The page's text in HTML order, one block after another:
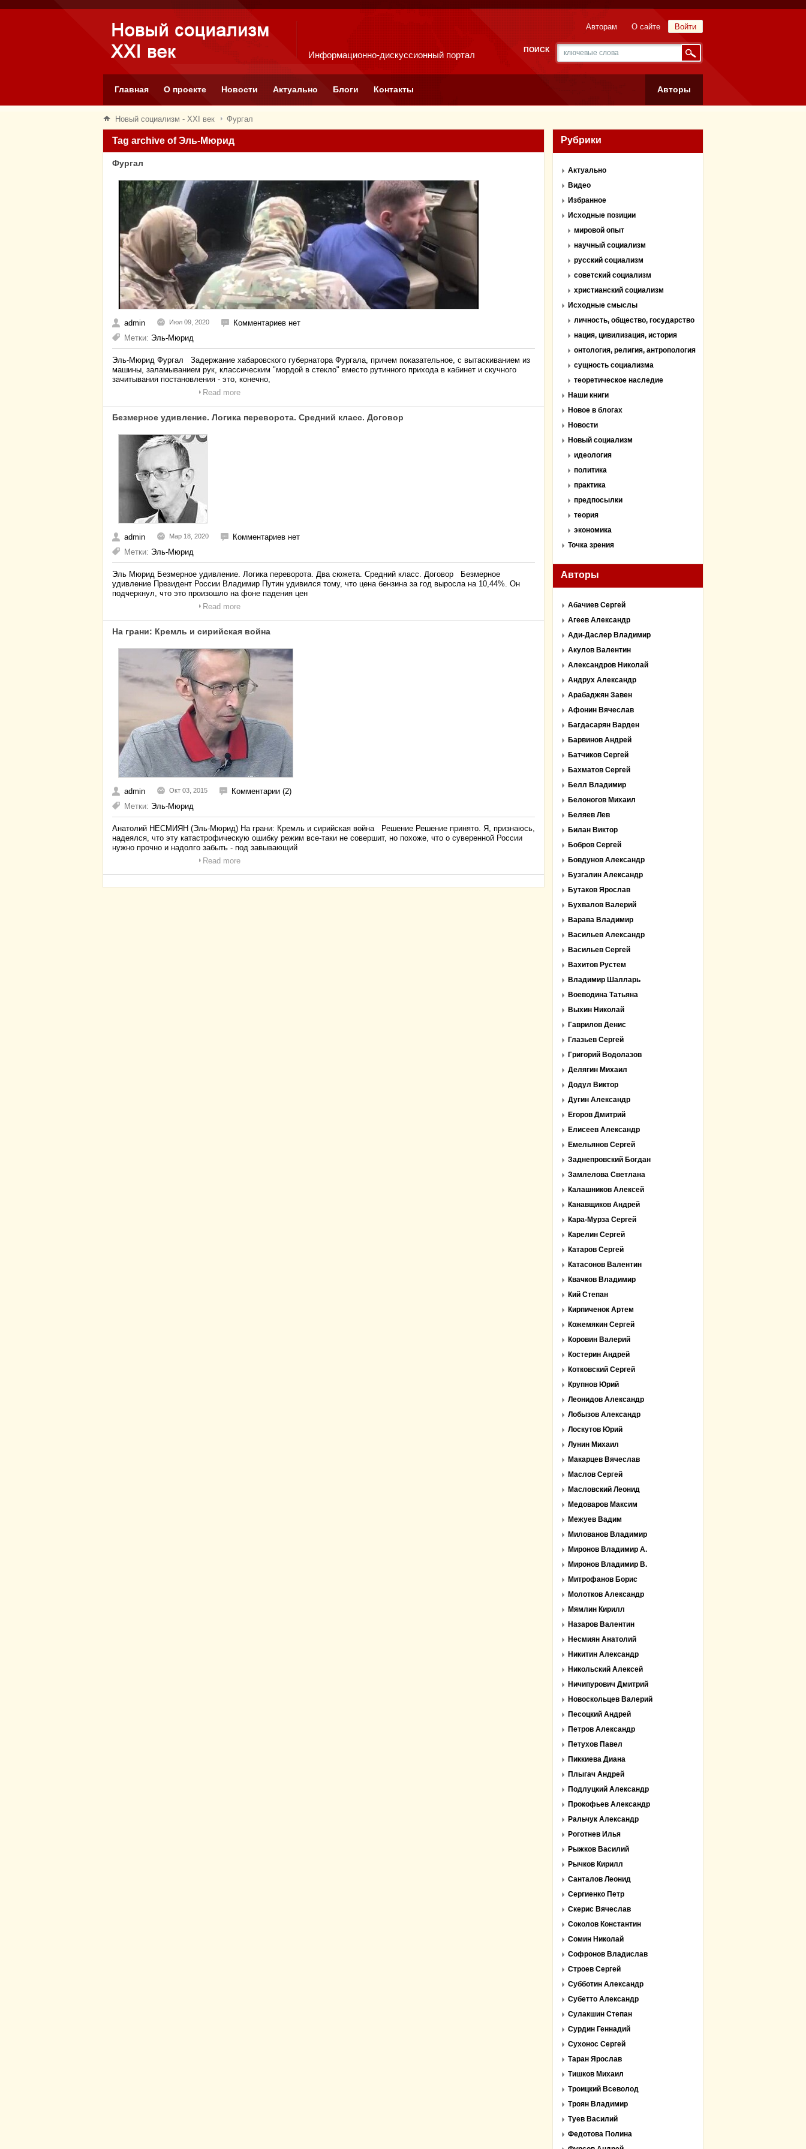
Информационно-дискуссионный портал
Войти
Авторам О сайте
ПОИСК
Главная О проекте Новости Актуально Блоги Контакты Авторы
Новый социализм - XXI век Фургал
Tag archive of Эль-Мюрид
Фургал
admin Июл 09, 2020
Комментариев нет
Метки: Эль-Мюрид
Эль-Мюрид Фургал Задержание хабаровского губернатора Фургала, причем показательное, с вытаскиванием из
машины, заламыванием рук, классическим "мордой в стекло" вместо рутинного прихода в кабинет и скучного
зачитывания постановления - это, конечно,
Read more
Безмерное удивление. Логика переворота. Средний класс. Договор
admin Мар 18, 2020
Комментариев нет
Метки: Эль-Мюрид
Эль Мюрид Безмерное удивление. Логика переворота. Два сюжета. Средний класс. Договор Безмерное
удивление Президент России Владимир Путин удивился тому, что цена бензина за год выросла на 10,44%. Он
подчеркнул, что это произошло на фоне падения цен
Read more
На грани: Кремль и сирийская война
admin Окт 03, 2015
Комментарии (2)
Метки: Эль-Мюрид
Анатолий НЕСМИЯН (Эль-Мюрид) На грани: Кремль и сирийская война Решение Решение принято. Я, признаюсь,
надеялся, что эту катастрофическую ошибку режим все-таки не совершит, но похоже, что о суверенной России
нужно прочно и надолго забыть - под завывающий
Read more
Рубрики
Актуально
Видео
Избранное
Исходные позиции
мировой опыт
научный социализм
русский социализм
советский социализм
христианский социализм
Исходные смыслы
личность, общество, государство
нация, цивилизация, история
онтология, религия, антропология
сущность социализма
теоретическое наследие
Наши книги
Новое в блогах
Новости
Новый социализм
идеология
политика
практика
предпосылки
теория
экономика
Точка зрения
Авторы
Абачиев Сергей
Агеев Александр
Ади-Даслер Владимир
Акулов Валентин
Александров Николай
Андрух Александр
Арабаджян Завен
Афонин Вячеслав
Багдасарян Варден
Барвинов Андрей
Батчиков Сергей
Бахматов Сергей
Белл Владимир
Белоногов Михаил
Беляев Лев
Билан Виктор
Бобров Сергей
Бовдунов Александр
Бузгалин Александр
Бутаков Ярослав
Бухвалов Валерий
Варава Владимир
Васильев Александр
Васильев Сергей
Вахитов Рустем
Владимир Шалларь
Воеводина Татьяна
Выхин Николай
Гаврилов Денис
Глазьев Сергей
Григорий Водолазов
Делягин Михаил
Додул Виктор
Дугин Александр
Егоров Дмитрий
Елисеев Александр
Емельянов Сергей
Заднепровский Богдан
Замлелова Светлана
Калашников Алексей
Канавщиков Андрей
Кара-Мурза Сергей
Карелин Сергей
Катаров Сергей
Катасонов Валентин
Квачков Владимир
Кий Степан
Кирпиченок Артем
Кожемякин Сергей
Коровин Валерий
Костерин Андрей
Котковский Сергей
Крупнов Юрий
Леонидов Александр
Лобызов Александр
Лоскутов Юрий
Лунин Михаил
Макарцев Вячеслав
Маслов Сергей
Масловский Леонид
Медоваров Максим
Межуев Вадим
Милованов Владимир
Миронов Владимир А.
Миронов Владимир В.
Митрофанов Борис
Молотков Александр
Мямлин Кирилл
Назаров Валентин
Несмиян Анатолий
Никитин Александр
Никольский Алексей
Ничипурович Дмитрий
Новоскольцев Валерий
Песоцкий Андрей
Петров Александр
Петухов Павел
Пиккиева Диана
Плыгач Андрей
Подлуцкий Александр
Прокофьев Александр
Ральчук Александр
Роготнев Илья
Рыжков Василий
Рычков Кирилл
Санталов Леонид
Сергиенко Петр
Скерис Вячеслав
Соколов Константин
Сомин Николай
Софронов Владислав
Строев Сергей
Субботин Александр
Субетто Александр
Сулакшин Степан
Сурдин Геннадий
Сухонос Сергей
Таран Ярослав
Тишков Михаил
Троицкий Всеволод
Троян Владимир
Туев Василий
Федотова Полина